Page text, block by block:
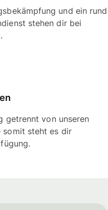
und ein rund
stehen dir bei
getrennt von unseren
somit steht es dir